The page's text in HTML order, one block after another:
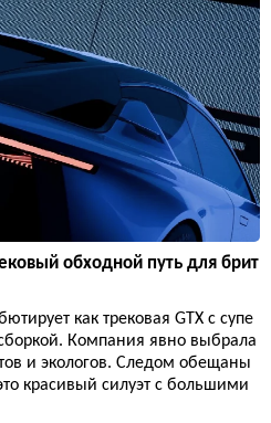
обходной путь для брит
как трековая GTX с супе
Компания явно выбрала
и экологов. Следом обещаны
красивый силуэт с большими